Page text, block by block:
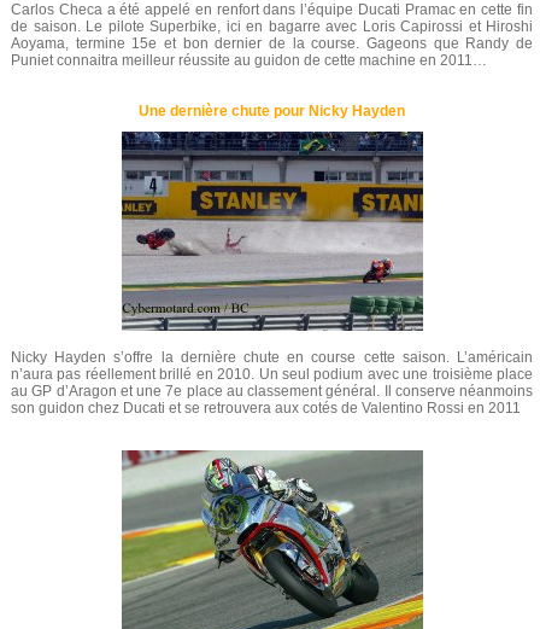
Carlos Checa a été appelé en renfort dans l’équipe Ducati Pramac en cette fin
de saison. Le pilote Superbike, ici en bagarre avec Loris Capirossi et Hiroshi
Aoyama, termine 15e et bon dernier de la course. Gageons que Randy de
Puniet connaitra meilleur réussite au guidon de cette machine en 2011…
Une dernière chute pour Nicky Hayden
Nicky Hayden s’offre la dernière chute en course cette saison. L’américain
n’aura pas réellement brillé en 2010. Un seul podium avec une troisième place
au GP d’Aragon et une 7e place au classement général. Il conserve néanmoins
son guidon chez Ducati et se retrouvera aux cotés de Valentino Rossi en 2011